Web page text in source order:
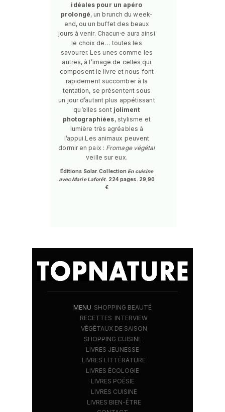
idéales pour un apéro
prolongé, un brunch du week-
end, ou un buffet des beaux
jours à venir. Chacun·e aura ainsi
le choix de… toutes les
savourer. Les unes comme les
autres, à l’image de celles qui
composent le livre et nous font
rapidement succomber à la
tentation, se présentent sous
un jour d’autant plus appétissant
qu’elles sont joliment
photographiées, stylisme et
lumière très agréables à
l’appui.Les animaux peuvent
dormir en paix : Fromage végétal
veille sur eux.
Éditions Solar. Collection En cuisine
avec Marie Laforêt. 224 pages. 29,90
€
MENU SHOPPING BEAUTÉ
RECETTES INTERVIEW
VÉGÉTAUX DE SAISON
SHOPPING CUISINE
LIVRES JEUNESSE
LIVRES LITTÉRATURE
LIVRES ÉCOLOGIE
LIVRES POÉSIE
LIVRES CUISINE
LIVRES BIEN-ÊTRE